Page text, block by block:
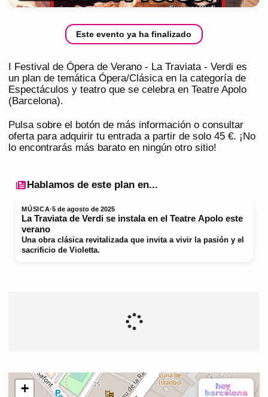
Este evento ya ha finalizado
I Festival de Ópera de Verano - La Traviata - Verdi es
un plan de temática Ópera/Clásica en la categoría de
Espectáculos y teatro que se celebra en Teatre Apolo
(Barcelona).
Pulsa sobre el botón de más información o consultar
oferta para adquirir tu entrada a partir de solo 45 €. ¡No
lo encontrarás más barato en ningún otro sitio!
Hablamos de este plan en...
MÚSICA·5 de agosto de 2025
La Traviata de Verdi se instala en el Teatre Apolo este
verano
Una obra clásica revitalizada que invita a vivir la pasión y el
sacrificio de Violetta.